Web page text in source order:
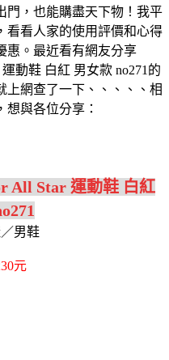
門，也能購盡天下物！我平
看看人家的使用評價和心得
惠。最近看有網友分享
動鞋 白紅 男女款 no271的
上網查了一下、、、、、相
想與各位分享：
All Star 運動鞋 白紅
男鞋
元